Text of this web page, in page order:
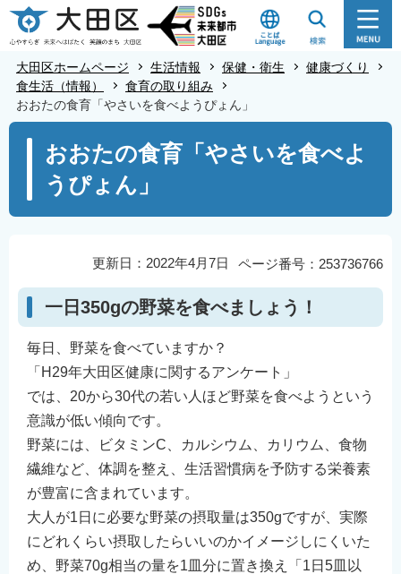
こ
の
の
大田区ホームページ 生活情報 保健・衛生
健康づくり
食生活（情報）
食育の取り組み
おおたの食育「やさいを食べようぴょん」
おおたの食育「やさいを食べよ
うぴょん」
ページ番号：253736766
更新日：2022年4月7日
一日350gの野菜を食べましょう！
毎日、野菜を食べていますか？
「H29年大田区健康に関するアンケート」
では、20から30代の若い人ほど野菜を食べようという
意識が低い傾向です。
野菜には、ビタミンC、カルシウム、カリウム、食物
繊維など、体調を整え、生活習慣病を予防する栄養素
が豊富に含まれています。
大人が1日に必要な野菜の摂取量は350gですが、実際
にどれくらい摂取したらいいのかイメージしにくいた
め、野菜70g相当の量を1皿分に置き換え「1日5皿以